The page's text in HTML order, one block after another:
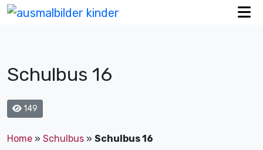
Schulbus 16
149
Home » Schulbus » Schulbus 16